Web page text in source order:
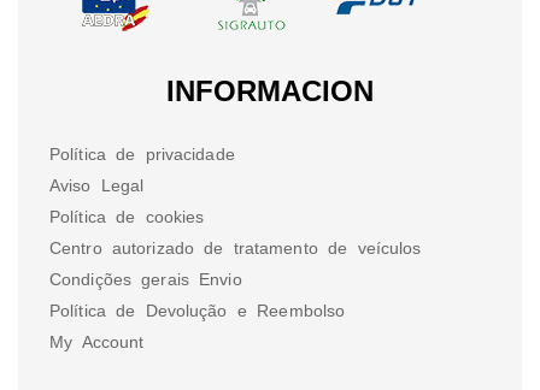
INFORMACION
Política de privacidade
Aviso Legal
Política de cookies
Centro autorizado de tratamento de veículos
Condições gerais Envio
Política de Devolução e Reembolso
My Account